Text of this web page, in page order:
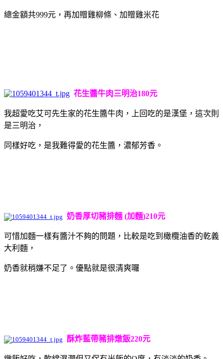
總金額共999元，再加贈雞柳條、加贈雞米花
花生醬牛肉三明治180元
我超愛吃艾可先生家的花生醬牛肉，上回吃的是漢堡，這次則
是三明治，
同樣好吃，是我難得愛的花生醬，濃郁芳香。
奶香厚切豬排麵 (加麵)210元
可惜加麵一樣有醬汁不夠的問題，比較是吃到橄欖油香的乾義
大利麵，
奶香就稍嫌不足了。優點就是很清爽囉
酥炸藍帶豬排燉飯220元